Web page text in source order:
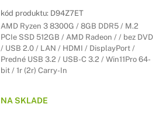
kód produktu: D94Z7ET
AMD Ryzen 3 8300G / 8GB DDR5 / M.2
PCIe SSD 512GB / AMD Radeon / / bez DVD
/ USB 2.0 / LAN / HDMI / DisplayPort /
Predné USB 3.2 / USB-C 3.2 / Win11Pro 64-
bit / 1r (2r) Carry-In
NA SKLADE